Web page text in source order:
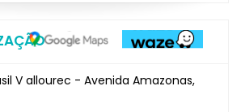
V allourec - Avenida Amazonas,